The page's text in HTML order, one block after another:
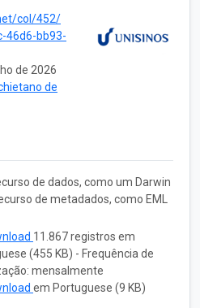
col/452/
46d6-bb93-
de 2026
de
de dados, como um Darwin
de metadados, como EML
11.867 registros em
(455 KB) - Frequência de
mensalmente
em Portuguese (9 KB)